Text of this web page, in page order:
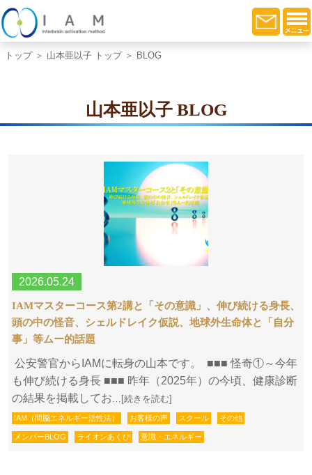
トップ＞ 山本亜以子 トップ＞ BLOG
山本亜以子 BLOG
2026.05.24
IAMマスターコース第2講と「その意識」、伸び続ける身長、
頭の中の怪音、シェルドレイク仮説、地球外生命体と「自分
事」等ムー的話題
公安警官からIAMに転身の山本です。 ■■■ 怪奇①～今年
も伸び続ける身長 ■■■ 昨年（2025年）の今頃、健康診断
の結果を掲載してお…[続きを読む]
IAM（間脳エネルギー活性法） お客様の声 スクール その他
メンバーBLOG ライオンあくび 意識・エネルギー